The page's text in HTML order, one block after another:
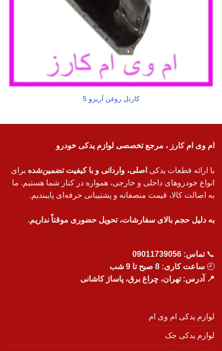
کارتل روغن آریزو 5
ام وی ام کارز ، مرجع تخصصی لوازم یدکی خودرو
با ارائه قطعات یدکی اصلی، وارداتی و با کیفیت تضمین‌شده برای
انواع خودروهای داخلی و خارجی، همواره در کنار شما هستیم. ما
به اصالت کالا، قیمت منصفانه و پشتیبانی حرفه‌ای پایبندیم.
به دلیل حجم بالای سفارشات، تحویل حضوری موقتاً نداریم.
📞تماس: 09011739056
🕘 ساعت کاری: 8 صبح تا 9 شب
📍 آدرس: تهران، چراغ برق، پاساژ کاشانی
لوازم یدکی ام وی ام
لوازم یدکی جک